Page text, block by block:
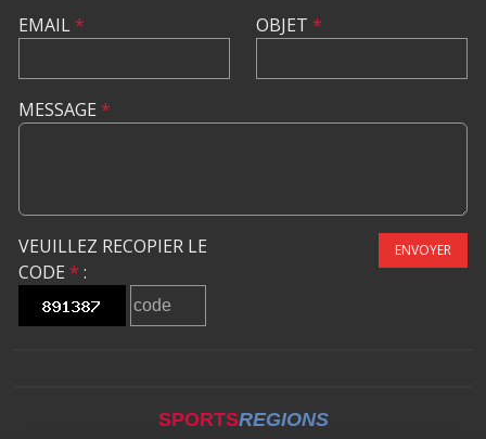
EMAIL* OBJET *
MESSAGE *
VEUILLEZ RECOPIER LE
CODE * :
ENVOYER
SPORTSREGIONS